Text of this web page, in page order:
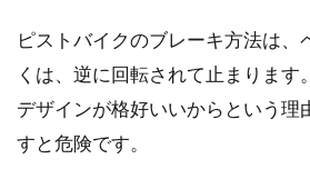
ピストバイクのブレーキ方法は、
くは、逆に回転されて止まります。
デザインが格好いいからという理
すと危険です。